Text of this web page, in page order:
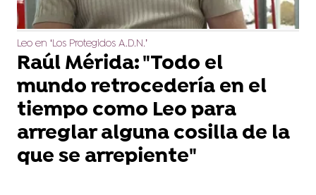
Leo en ‘Los Protegidos A.D.N.’
Raúl Mérida: "Todo el
mundo retrocedería en el
tiempo como Leo para
arreglar alguna cosilla de la
que se arrepiente"